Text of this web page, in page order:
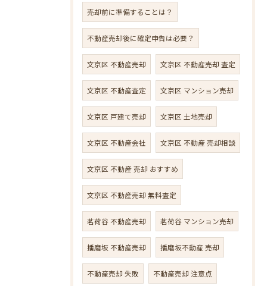
売却前に準備することは？
不動産売却後に確定申告は必要？
文京区 不動産売却 文京区 不動産売却 査定
文京区 不動産査定 文京区 マンション売却
文京区 戸建て売却 文京区 土地売却
文京区 不動産会社 文京区 不動産 売却相談
文京区 不動産 売却 おすすめ
文京区 不動産売却 無料査定
茗荷谷 不動産売却 茗荷谷 マンション売却
播磨坂 不動産売却 播磨坂不動産 売却
不動産売却 失敗 不動産売却 注意点